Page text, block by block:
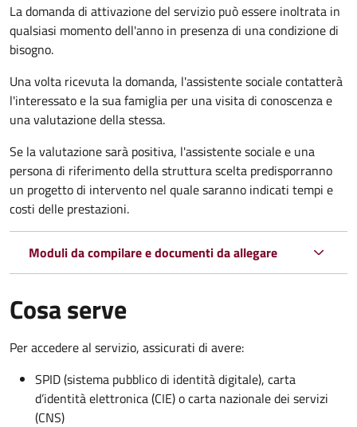
La domanda di attivazione del servizio può essere inoltrata in
qualsiasi momento dell'anno in presenza di una condizione di
bisogno.
Una volta ricevuta la domanda, l'assistente sociale contatterà
l'interessato e la sua famiglia per una visita di conoscenza e
una valutazione della stessa.
Se la valutazione sarà positiva, l'assistente sociale e una
persona di riferimento della struttura scelta predisporranno
un progetto di intervento nel quale saranno indicati tempi e
costi delle prestazioni.
Moduli da compilare e documenti da allegare
Cosa serve
Per accedere al servizio, assicurati di avere:
SPID (sistema pubblico di identità digitale), carta
d’identità elettronica (CIE) o carta nazionale dei servizi
(CNS)